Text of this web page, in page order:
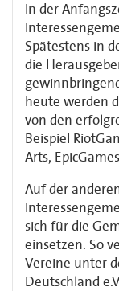
In der
Spätestens in
die
heute werden
von den
Beispiel
Arts,
Auf der
sich für die
einsetzen. So
Vereine unter
Deutschland